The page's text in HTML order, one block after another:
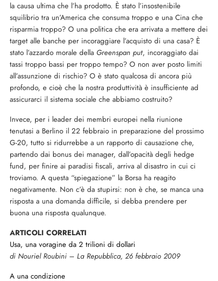
la causa ultima che l’ha prodotto. È stato l’insostenibile
squilibrio tra un’America che consuma troppo e una Cina che
risparmia troppo? O una politica che era arrivata a mettere dei
target alle banche per incoraggiare l’acquisto di una casa? È
stato l’azzardo morale della Greenspan put, incoraggiato dai
tassi troppo bassi per troppo tempo? O non aver posto limiti
all’assunzione di rischio? O è stato qualcosa di ancora più
profondo, e cioè che la nostra produttività è insufficiente ad
assicurarci il sistema sociale che abbiamo costruito?
Invece, per i leader dei membri europei nella riunione
tenutasi a Berlino il 22 febbraio in preparazione del prossimo
G-20, tutto si ridurrebbe a un rapporto di causazione che,
partendo dai bonus dei manager, dall’opacità degli hedge
fund, per finire ai paradisi fiscali, arriva al disastro in cui ci
troviamo. A questa “spiegazione” la Borsa ha reagito
negativamente. Non c’è da stupirsi: non è che, se manca una
risposta a una domanda diffìcile, si debba prendere per
buona una risposta qualunque.
ARTICOLI CORRELATI
Usa, una voragine da 2 trilioni di dollari
di Nouriel Roubini – La Repubblica, 26 febbraio 2009
A una condizione